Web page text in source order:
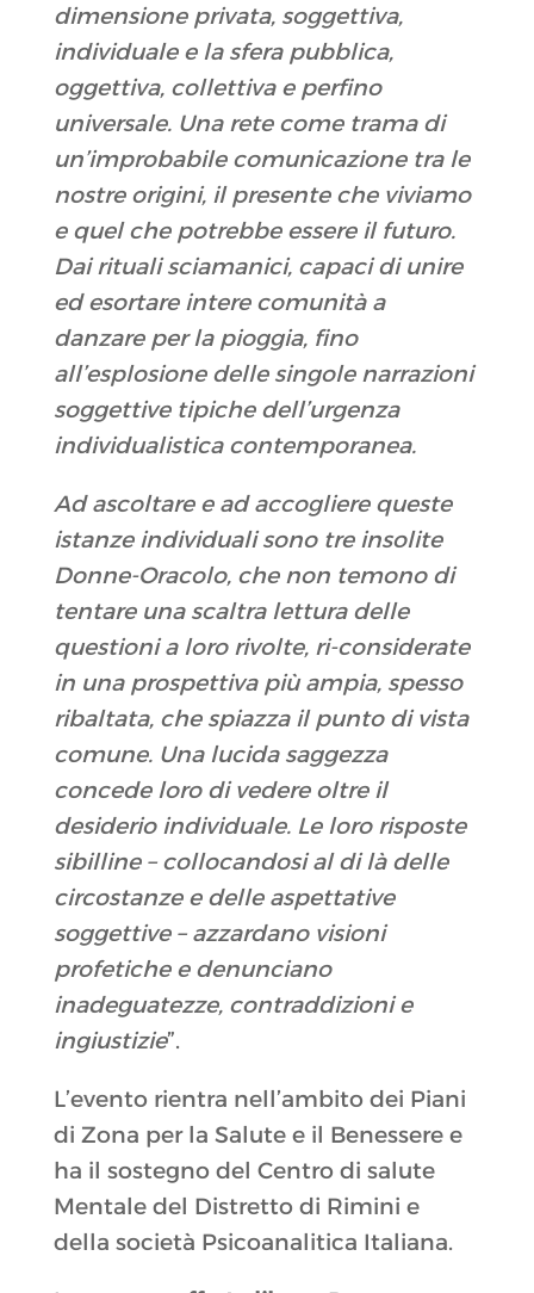
dimensione privata, soggettiva,
individuale e la sfera pubblica,
oggettiva, collettiva e perfino
universale. Una rete come trama di
un’improbabile comunicazione tra le
nostre origini, il presente che viviamo
e quel che potrebbe essere il futuro.
Dai rituali sciamanici, capaci di unire
ed esortare intere comunità a
danzare per la pioggia, fino
all’esplosione delle singole narrazioni
soggettive tipiche dell’urgenza
individualistica contemporanea.
Ad ascoltare e ad accogliere queste
istanze individuali sono tre insolite
Donne-Oracolo, che non temono di
tentare una scaltra lettura delle
questioni a loro rivolte, ri-considerate
in una prospettiva più ampia, spesso
ribaltata, che spiazza il punto di vista
comune. Una lucida saggezza
concede loro di vedere oltre il
desiderio individuale. Le loro risposte
sibilline – collocandosi al di là delle
circostanze e delle aspettative
soggettive – azzardano visioni
profetiche e denunciano
inadeguatezze, contraddizioni e
ingiustizie”.
L’evento rientra nell’ambito dei Piani
di Zona per la Salute e il Benessere e
ha il sostegno del Centro di salute
Mentale del Distretto di Rimini e
della società Psicoanalitica Italiana.